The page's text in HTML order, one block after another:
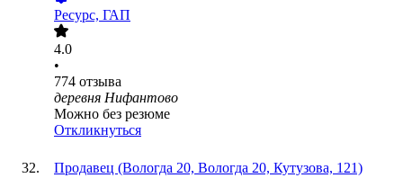
Ресурс, ГАП
4.0
•
774 отзыва
деревня Нифантово
Можно без резюме
Откликнуться
Продавец (Вологда 20, Вологда 20, Кутузова, 121)